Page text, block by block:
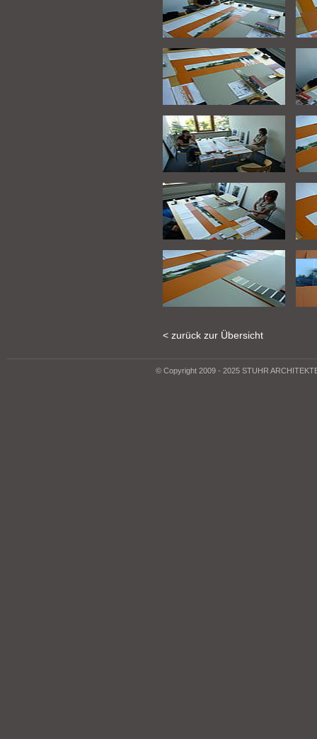
< zurück zur Übersicht
© Copyright 2009 - 2025 STUHR